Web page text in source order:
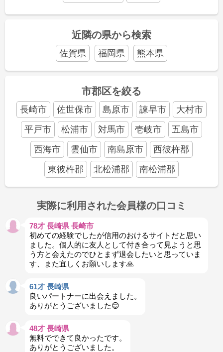
近隣の県から検索
佐賀県 福岡県 熊本県
市郡区を絞る
長崎市 佐世保市 島原市 諫早市
大村市
平戸市
松浦市 対馬市 壱岐市
五島市
西海市
雲仙市 南島原市
西彼杵郡
東彼杵郡
北松浦郡 南松浦郡
実際に利用された会員様の口コミ
78才 長崎県 長崎市
初めての経験でしたが信用のおけるサイトだと思い
ました。個人的に友人として付き合って見ようと思
う方と会えたのでひとまず退会したいと思っていま
す、また宜しくお願いします🙏
61才 長崎県
良いパートナーに出会えました。
ありがとうございました😊
48才 長崎県
無料でできて良かったです。
ありがとうございました。